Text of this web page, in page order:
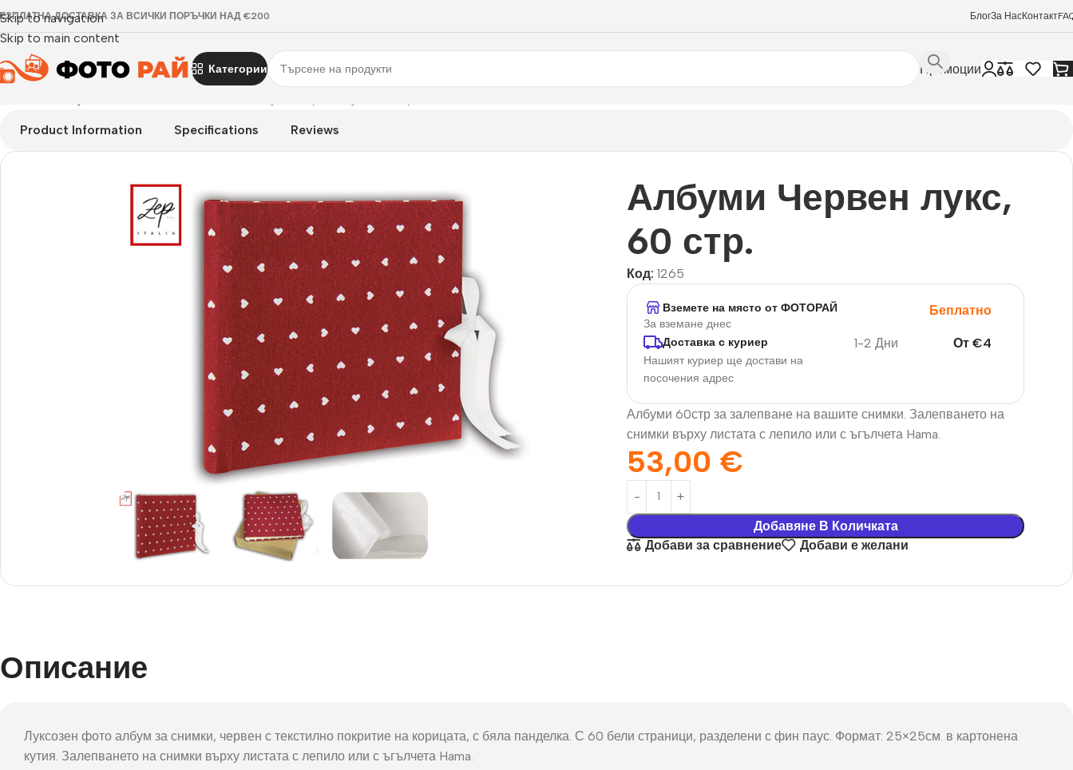
Skip to navigation
Skip to main content
ДОСТАВКА ЗА ВСИЧКИ ПОРЪЧКИ НАД €200 БлогЗа НасКонтакт
Категории
Постери
Стена
Подаръци
Фото пъзел 120
части
Промоции
Product Information Specifications Reviews
Албуми Червен лукс,
60 стр.
Код:1265
Вземете на място от ФОТОРАЙ
За вземане днес
Беплатно
Доставка с куриер
Нашият куриер ще достави на
посочения адрес
1-2 Дни От €4
Албуми 60стр за залепване на вашите снимки. Залепването на
снимки върху листата с лепило или с ъгълчета Hama.
53,00€
Добавяне В Количката
Добави за сравнение
Добави е желани
Описание
Луксозен фото албум за снимки, червен с текстилно покритие на корицата, с бяла панделка. С 60 бели страници, разделени с фин паус. Формат: 25×25см. в картонена
кутия. Залепването на снимки върху листата с лепило или с ъгълчета Hama.